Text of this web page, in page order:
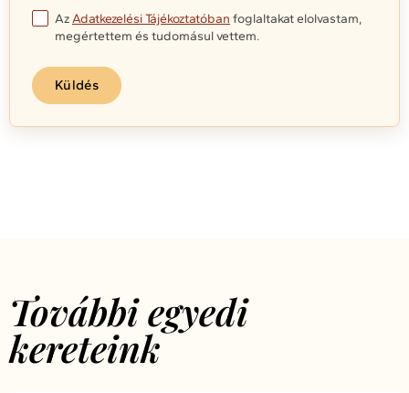
AzAdatkezelési Tájékoztatóban foglaltakat elolvastam,
megértettem és tudomásul vettem.
Küldés
További egyedi
kereteink